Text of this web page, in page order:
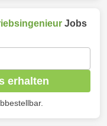
Jobs
erhalten